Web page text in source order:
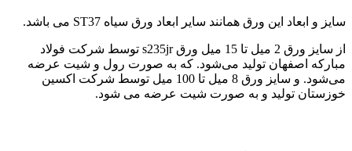
سایز و ابعاد این ورق همانند سایر ابعاد ورق سیاه ST37 می باشد.
از سایز ورق 2 میل تا 15 میل ورق s235jr توسط شرکت فولاد
مبارکه اصفهان تولید می‌شود. که به صورت رول و شیت عرضه
می‌شود. و سایز ورق 8 میل تا 100 میل توسط شرکت اکسین
خوزستان تولید و به صورت شیت عرضه می شود.